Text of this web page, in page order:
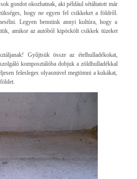
gondot okozhatnak, aki például sétáltatott már
hogy ne egyen fel csikkeket a földről.
Legyen bennünk annyi kultúra, hogy a
amikor az autóból kipöckölt csikkek tüzeket
Gyűjtsük össze az ételhulladékokat,
komposztálóba dobjuk a zöldhulladékkal
felesleges olyasmivel megtömni a kukákat,